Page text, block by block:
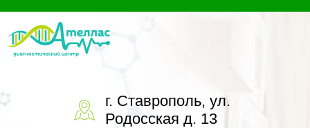
г. Ставрополь, ул.
Родосская д. 13